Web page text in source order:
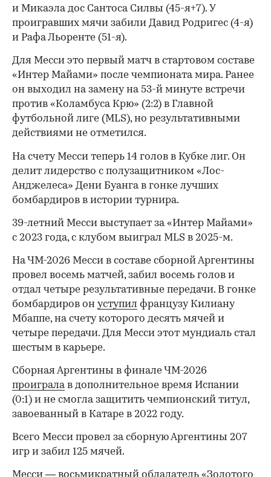
и Микаэла дос Сантоса Силвы (45-я+7). У
проигравших мячи забили Давид Родригес (4-я)
и Рафа Льоренте (51-я).
Для Месси это первый матч в стартовом составе
«Интер Майами» после чемпионата мира. Ранее
он выходил на замену на 53-й минуте встречи
против «Коламбуса Крю» (2:2) в Главной
футбольной лиге (MLS), но результативными
действиями не отметился.
00:00 / 00:00
На счету Месси теперь 14 голов в Кубке лиг. Он
делит лидерство с полузащитником «Лос-
Анджелеса» Дени Буанга в гонке лучших
бомбардиров в истории турнира.
39-летний Месси выступает за «Интер Майами»
с 2023 года, с клубом выиграл MLS в 2025-м.
На ЧМ-2026 Месси в составе сборной Аргентины
провел восемь матчей, забил восемь голов и
отдал четыре результативные передачи. В гонке
бомбардиров он уступил французу Килиану
Мбаппе, на счету которого десять мячей и
четыре передачи. Для Месси этот мундиаль стал
шестым в карьере.
Сборная Аргентины в финале ЧМ-2026
проигралав дополнительное время Испании
(0:1) и не смогла защитить чемпионский титул,
завоеванный в Катаре в 2022 году.
Всего Месси провел за сборную Аргентины 207
игр и забил 125 мячей.
Месси — восьмикратный обладатель «Золотого